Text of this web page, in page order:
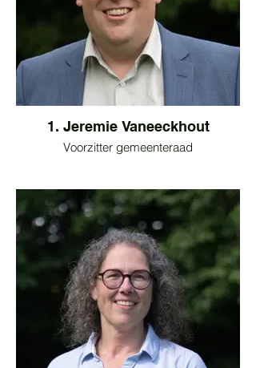
1. Jeremie Vaneeckhout
Voorzitter gemeenteraad